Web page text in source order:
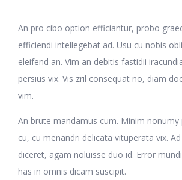
An pro cibo option efficiantur, probo
efficiendi intellegebat ad. Usu cu nobis
eleifend an. Vim an debitis fastidii
persius vix. Vis zril consequat no, diam
vim.
An brute mandamus cum. Minim
cu, cu menandri delicata vituperata vix.
diceret, agam noluisse duo id. Error
has in omnis dicam suscipit.